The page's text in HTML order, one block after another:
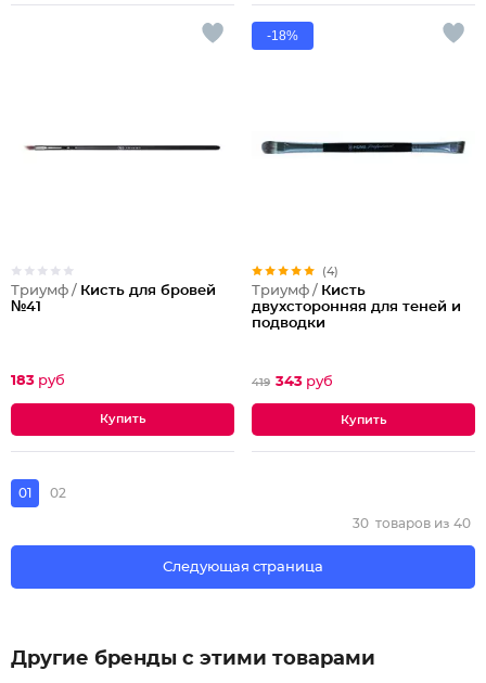
Триумф / Кисть для бровей
№41
183 руб
-18%
(4)
Триумф / Кисть
двухсторонняя для теней и
подводки
419 343 руб
01 02
Следующая страница
30 товаров из 40
Другие бренды с этими товарами